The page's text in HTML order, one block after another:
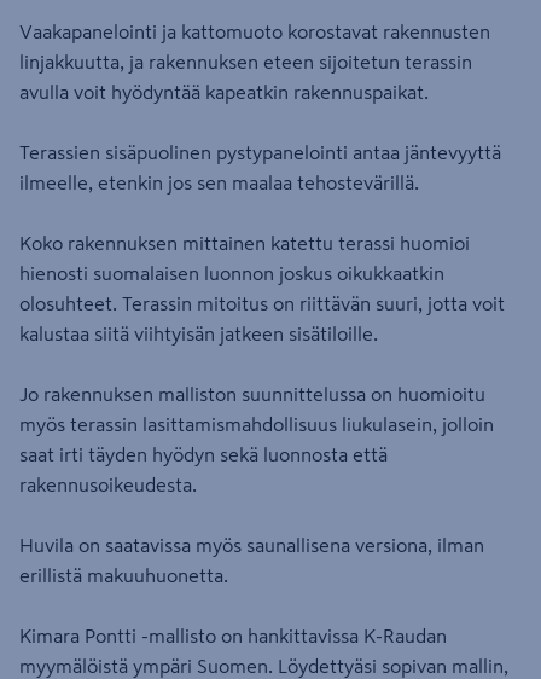
Vaakapanelointi ja kattomuoto korostavat rakennusten
linjakkuutta, ja rakennuksen eteen sijoitetun terassin
avulla voit hyödyntää kapeatkin rakennuspaikat.
Terassien sisäpuolinen pystypanelointi antaa jäntevyyttä
ilmeelle, etenkin jos sen maalaa tehostevärillä.
Koko rakennuksen mittainen katettu terassi huomioi
hienosti suomalaisen luonnon joskus oikukkaatkin
olosuhteet. Terassin mitoitus on riittävän suuri, jotta voit
kalustaa siitä viihtyisän jatkeen sisätiloille.
Jo rakennuksen malliston suunnittelussa on huomioitu
myös terassin lasittamismahdollisuus liukulasein, jolloin
saat irti täyden hyödyn sekä luonnosta että
rakennusoikeudesta.
Huvila on saatavissa myös saunallisena versiona, ilman
erillistä makuuhuonetta.
Kimara Pontti -mallisto on hankittavissa K-Raudan
myymälöistä ympäri Suomen. Löydettyäsi sopivan mallin,